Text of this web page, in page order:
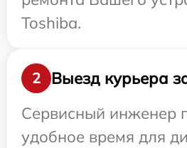
Toshiba.
2
Выезд курьера
Сервисный инженер
удобное время для